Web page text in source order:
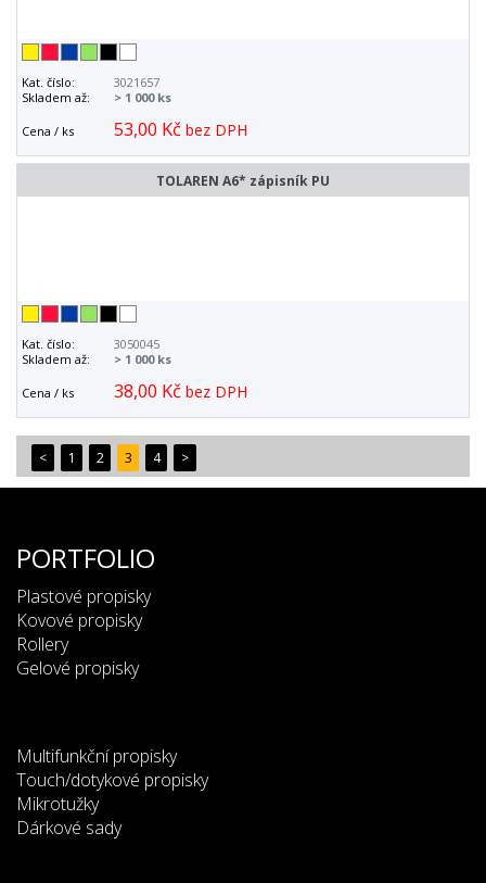
Kat. číslo:
3021657
Skladem až:
> 1 000 ks
Cena / ks 53,00 Kč bez DPH
TOLAREN A6* zápisník PU
Kat. číslo:
3050045
Skladem až:
> 1 000 ks
Cena / ks 38,00 Kč bez DPH
< 1 2 3 4 >
PORTFOLIO
Plastové propisky
Kovové propisky
Rollery
Gelové propisky
Multifunkční propisky
Touch/dotykové propisky
Mikrotužky
Dárkové sady